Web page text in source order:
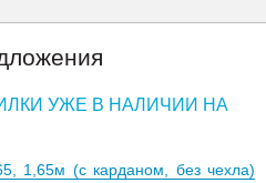
УЖЕ В НАЛИЧИИ НА
1,65м (с карданом, без чехла)